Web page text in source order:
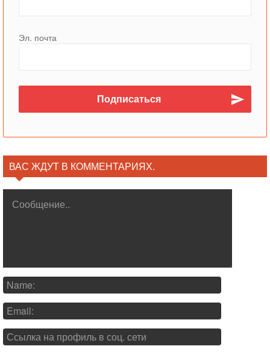
Эл. почта
ВАС ЖДУТ В КОММЕНТАРИЯХ.